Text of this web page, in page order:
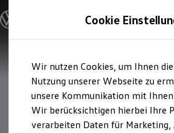
Hauptinhalt
springen
Footer
springen
Modelle & Konfigurator
Nutzfahrzeugkategorien
Modelle konfigurieren
Vorgängermodelle und
Vorgängermodelle
Oldtimer
Bulli Historie
Branchenlösungen &
Umbaulösungen und
Cookie
Wir nutzen Cookies, um Ihnen
Nutzung unserer Webseite zu
unsere Kommunikation mit
Wir berücksichtigen hierbei Ihre
verarbeiten Daten für Marketing,